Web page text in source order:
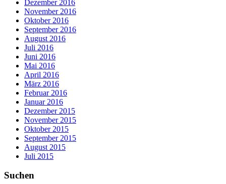
Dezember 2016
November 2016
Oktober 2016
September 2016
August 2016
Juli 2016
Juni 2016
Mai 2016
April 2016
März 2016
Februar 2016
Januar 2016
Dezember 2015
November 2015
Oktober 2015
September 2015
August 2015
Juli 2015
Suchen